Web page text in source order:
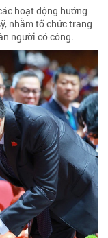
hoạt động hướng
nhằm tổ chức trang
người có công.